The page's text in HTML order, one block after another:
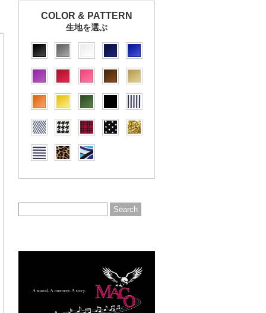
COLOR & PATTERN
生地を選ぶ